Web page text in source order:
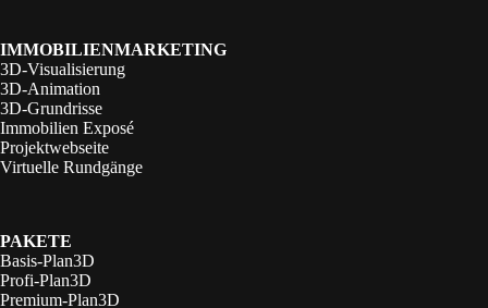
IMMOBILIENMARKETING
3D-Visualisierung
3D-Animation
3D-Grundrisse
Immobilien Exposé
Projektwebseite
Virtuelle Rundgänge
PAKETE
Basis-Plan3D
Profi-Plan3D
Premium-Plan3D